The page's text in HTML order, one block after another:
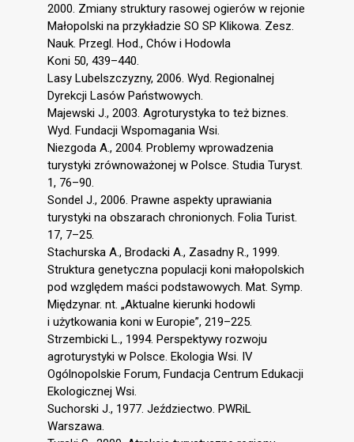
2000. Zmiany struktury rasowej ogierów w rejonie
Małopolski na przykładzie SO SP Klikowa. Zesz.
Nauk. Przegl. Hod., Chów i Hodowla
Koni 50, 439–440.
Lasy Lubelszczyzny, 2006. Wyd. Regionalnej
Dyrekcji Lasów Państwowych.
Majewski J., 2003. Agroturystyka to też biznes.
Wyd. Fundacji Wspomagania Wsi.
Niezgoda A., 2004. Problemy wprowadzenia
turystyki zrównoważonej w Polsce. Studia Turyst.
1, 76–90.
Sondel J., 2006. Prawne aspekty uprawiania
turystyki na obszarach chronionych. Folia Turist.
17, 7–25.
Stachurska A., Brodacki A., Zasadny R., 1999.
Struktura genetyczna populacji koni małopolskich
pod względem maści podstawowych. Mat. Symp.
Międzynar. nt. „Aktualne kierunki hodowli
i użytkowania koni w Europie”, 219–225.
Strzembicki L., 1994. Perspektywy rozwoju
agroturystyki w Polsce. Ekologia Wsi. IV
Ogólnopolskie Forum, Fundacja Centrum Edukacji
Ekologicznej Wsi.
Suchorski J., 1977. Jeździectwo. PWRiL
Warszawa.